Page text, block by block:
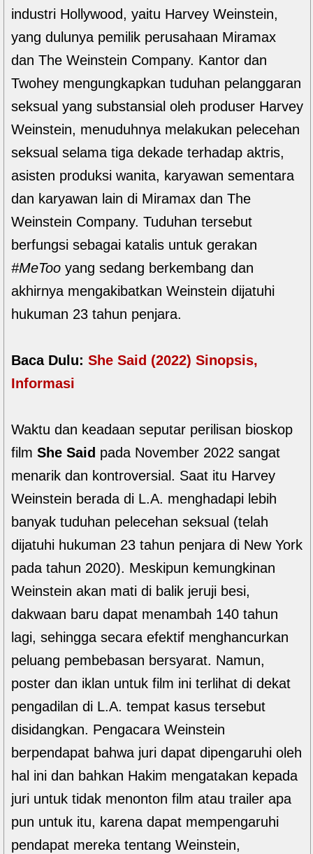
industri Hollywood, yaitu Harvey Weinstein,
yang dulunya pemilik perusahaan Miramax
dan The Weinstein Company. Kantor dan
Twohey mengungkapkan tuduhan pelanggaran
seksual yang substansial oleh produser Harvey
Weinstein, menuduhnya melakukan pelecehan
seksual selama tiga dekade terhadap aktris,
asisten produksi wanita, karyawan sementara
dan karyawan lain di Miramax dan The
Weinstein Company. Tuduhan tersebut
berfungsi sebagai katalis untuk gerakan
#MeToo yang sedang berkembang dan
akhirnya mengakibatkan Weinstein dijatuhi
hukuman 23 tahun penjara.
Baca Dulu: She Said (2022) Sinopsis,
Informasi
Waktu dan keadaan seputar perilisan bioskop
film She Said pada November 2022 sangat
menarik dan kontroversial. Saat itu Harvey
Weinstein berada di L.A. menghadapi lebih
banyak tuduhan pelecehan seksual (telah
dijatuhi hukuman 23 tahun penjara di New York
pada tahun 2020). Meskipun kemungkinan
Weinstein akan mati di balik jeruji besi,
dakwaan baru dapat menambah 140 tahun
lagi, sehingga secara efektif menghancurkan
peluang pembebasan bersyarat. Namun,
poster dan iklan untuk film ini terlihat di dekat
pengadilan di L.A. tempat kasus tersebut
disidangkan. Pengacara Weinstein
berpendapat bahwa juri dapat dipengaruhi oleh
hal ini dan bahkan Hakim mengatakan kepada
juri untuk tidak menonton film atau trailer apa
pun untuk itu, karena dapat mempengaruhi
pendapat mereka tentang Weinstein,